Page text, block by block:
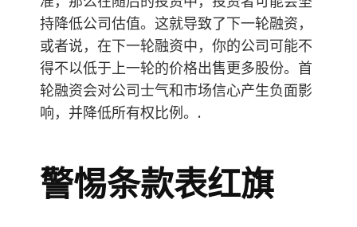
持降低公司估值。这就导致了下一轮融资，
或者说，在下一轮融资中，你的公司可能不
得不以低于上一轮的价格出售更多股份。首
轮融资会对公司士气和市场信心产生负面影
响，并降低所有权比例。.
警惕条款表红旗